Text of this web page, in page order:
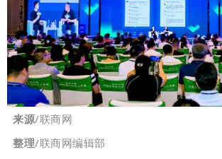
来源/联商网
整理/联商网编辑部